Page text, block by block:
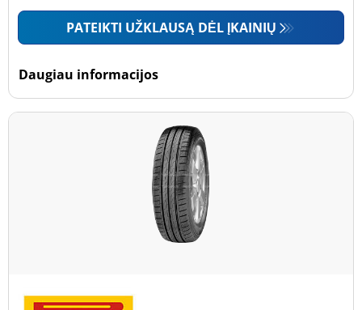
PATEIKTI UŽKLAUSĄ DĖL ĮKAINIŲ
Daugiau informacijos